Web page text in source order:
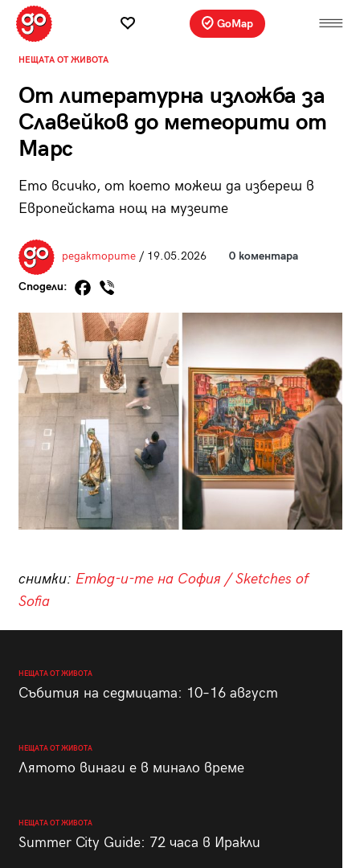
GoMap
НЕЩАТА ОТ ЖИВОТА
От литературна изложба за
Славейков до метеорити от
Марс
Ето всичко, от което можеш да избереш в
Европейската нощ на музеите
редакторите/ 19.05.2026 0 коментара
Сподели:
снимки: Етюд-и-те на София / Sketches of
Sofia
НЕЩАТА ОТ ЖИВОТА
Събития на седмицата: 10–16 август
НЕЩАТА ОТ ЖИВОТА
Лятото винаги е в минало време
НЕЩАТА ОТ ЖИВОТА
Summer City Guide: 72 часа в Иракли